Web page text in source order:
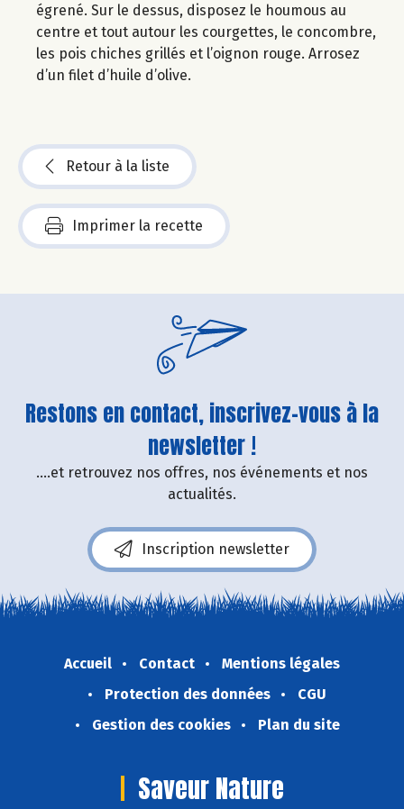
égrené. Sur le dessus, disposez le houmous au
centre et tout autour les courgettes, le concombre,
les pois chiches grillés et l’oignon rouge. Arrosez
d’un filet d’huile d’olive.
Retour à la liste
Imprimer la recette
Restons en contact, inscrivez-vous à la
newsletter !
....et retrouvez nos offres, nos événements et nos
actualités.
Inscription newsletter
Accueil Contact
Mentions légales
Protection des données
CGU
Gestion des cookies
Plan du site
Saveur Nature